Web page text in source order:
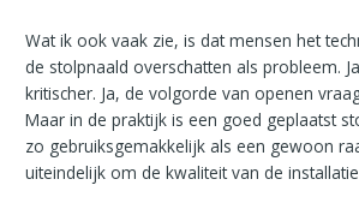
Wat ik ook vaak zie, is dat mensen het
de stolpnaald overschatten als probleem.
kritischer. Ja, de volgorde van openen
Maar in de praktijk is een goed geplaatst
zo gebruiksgemakkelijk als een gewoon
uiteindelijk om de kwaliteit van de